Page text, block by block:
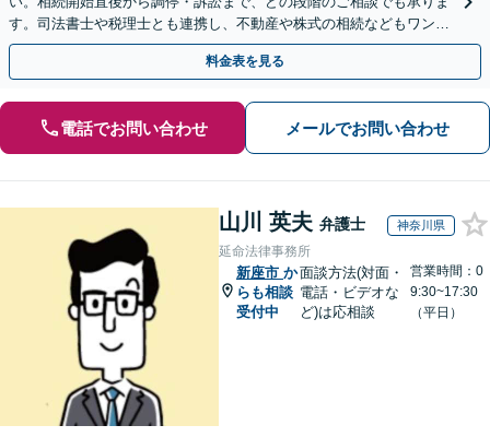
す。司法書士や税理士とも連携し、不動産や株式の相続などもワンス
トップで対応可能。遺言書作成や事業承継のご相談にも対応
料金表を見る
電話でお問い合わせ メールでお問い合わせ
山川 英夫 弁護士 神奈川県
延命法律事務所
新座市 か
らも相談
受付中
面談方法(対面・
電話・ビデオな
ど)は応相談
営業時間：0
9:30~17:30
（平日）